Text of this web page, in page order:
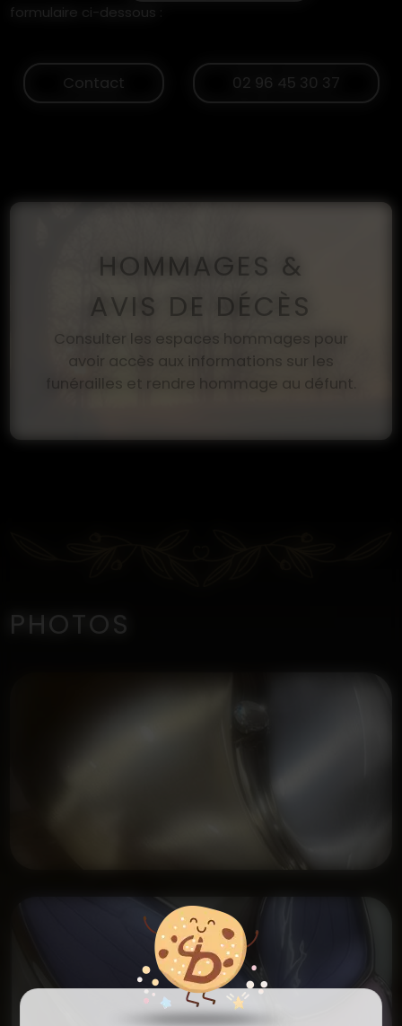
formulaire ci-dessous :
Contact 02 96 45 30 37
HOMMAGES &
AVIS DE DÉCÈS
Consulter les espaces hommages pour
avoir accès aux informations sur les
funérailles et rendre hommage au défunt.
PHOTOS